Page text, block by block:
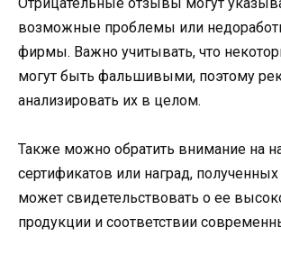
возможные проблемы или
фирмы. Важно учитывать, что
могут быть фальшивыми, поэтому
анализировать их в целом.
Также можно обратить внимание на
сертификатов или наград,
может свидетельствовать о ее
продукции и соответствии